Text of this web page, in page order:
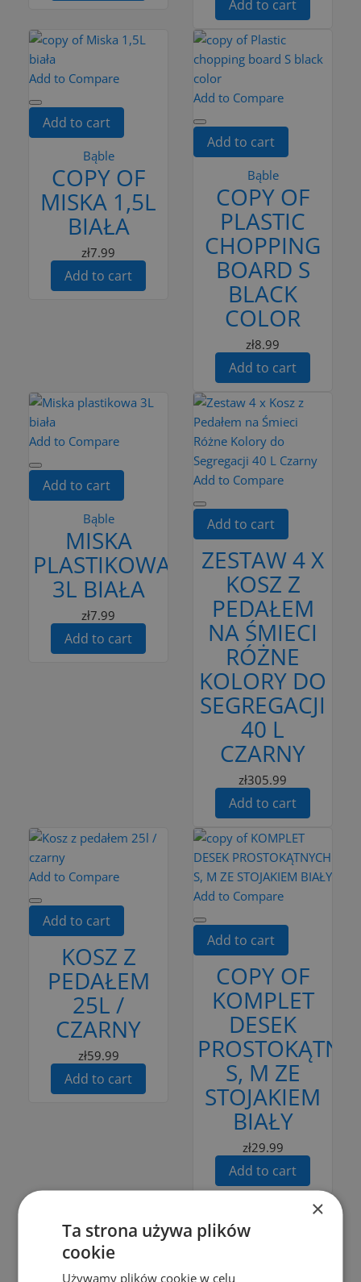
Add to cart
Add to Compare
Add to cart
Bąble
COPY OF
MISKA 1,5L
BIAŁA
zł7.99
Add to cart
Add to Compare
Add to cart
Bąble
COPY OF
PLASTIC
CHOPPING
BOARD S
BLACK
COLOR
zł8.99
Add to cart
Add to Compare
Add to cart
Bąble
MISKA
PLASTIKOWA
3L BIAŁA
zł7.99
Add to cart
Add to Compare
Add to cart
ZESTAW 4 X
KOSZ Z
PEDAŁEM
NA ŚMIECI
RÓŻNE
KOLORY DO
SEGREGACJI
40 L
CZARNY
zł305.99
Add to cart
Add to Compare
Add to cart
KOSZ Z
PEDAŁEM
25L /
CZARNY
zł59.99
Add to cart
Add to Compare
Add to cart
COPY OF
KOMPLET
DESEK
S, M ZE
STOJAKIEM
BIAŁY
zł29.99
Add to cart
Add to Compare Add to Compare
×
Ta strona używa plików
cookie
Używamy plików cookie w celu